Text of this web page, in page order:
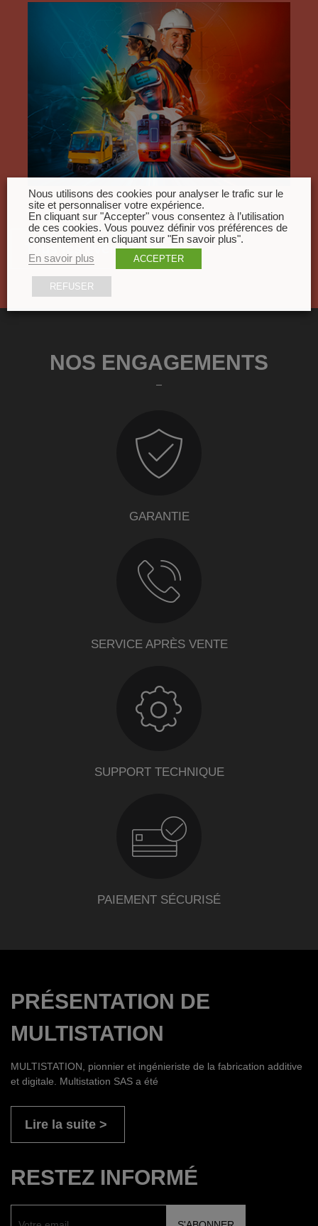
Tous les évènements
NOS ENGAGEMENTS
GARANTIE
SERVICE APRÈS VENTE
SUPPORT TECHNIQUE
PAIEMENT SÉCURISÉ
PRÉSENTATION DE
MULTISTATION
MULTISTATION, pionnier et ingénieriste de la fabrication additive
et digitale. Multistation SAS a été
Lire la suite
RESTEZ INFORMÉ
Nous utilisons des cookies pour analyser le trafic sur le
site et personnaliser votre expérience.
En cliquant sur "Accepter" vous consentez à l’utilisation
de ces cookies. Vous pouvez définir vos préférences de
consentement en cliquant sur "En savoir plus".
En savoir plus
ACCEPTER
REFUSER